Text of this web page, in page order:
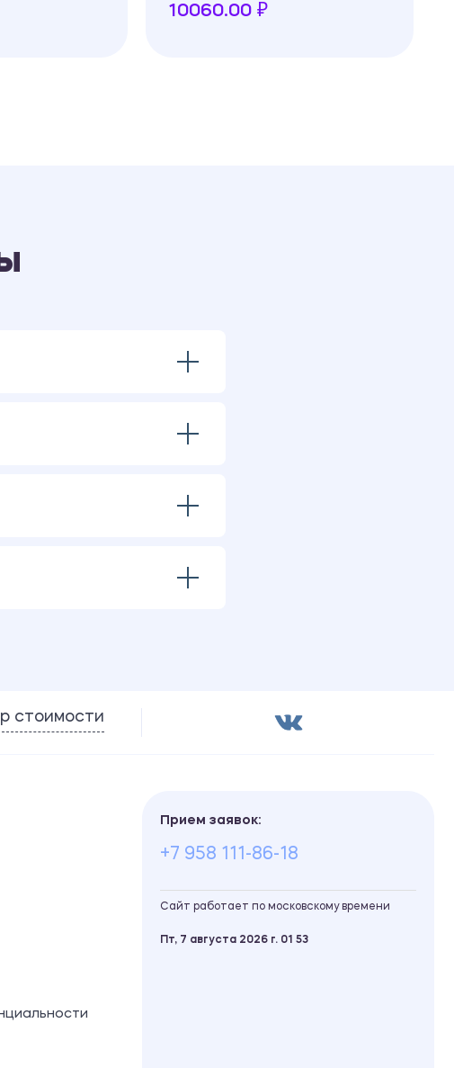
10060.00 ₽
стоимости
Прием заявок:
+7 958 111-86-18
Сайт работает по московскому времени
Пт, 7 августа 2026 г. 01 53